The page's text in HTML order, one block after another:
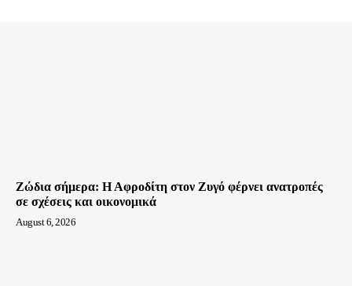
Ζώδια σήμερα: Η Αφροδίτη στον Ζυγό φέρνει ανατροπές
σε σχέσεις και οικονομικά
August 6, 2026